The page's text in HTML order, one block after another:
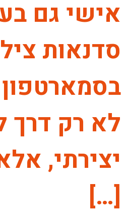
אישי גם
סדנאות
לא רק דרך
יצירתי,
[…]